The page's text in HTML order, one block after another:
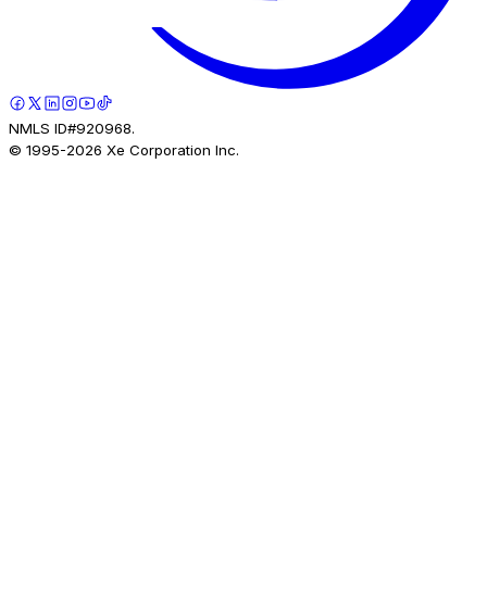
NMLS ID#920968.
© 1995-2026 Xe Corporation Inc.